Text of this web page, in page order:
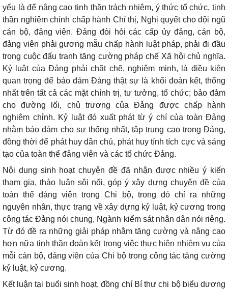
yếu là để nâng cao tinh thần trách nhiệm, ý thức tổ chức, tinh
thần nghiêm chỉnh chấp hành Chỉ thị, Nghị quyết cho đội ngũ
cán bộ, đảng viên. Đảng đòi hỏi các cấp ủy đảng, cán bộ,
đảng viên phải gương mẫu chấp hành luật pháp, phải đi đầu
trong cuộc đấu tranh tăng cường pháp chế Xã hội chủ nghĩa.
Kỷ luật của Đảng phải chặt chẽ, nghiêm minh, là điều kiện
quan trọng để bảo đảm Đảng thật sự là khối đoàn kết, thống
nhất trên tất cả các mặt chính trị, tư tưởng, tổ chức; bảo đảm
cho đường lối, chủ trương của Đảng được chấp hành
nghiêm chỉnh. Kỷ luật đó xuất phát từ ý chí của toàn Đảng
nhằm bảo đảm cho sự thống nhất, tập trung cao trong Đảng,
đồng thời để phát huy dân chủ, phát huy tính tích cực và sáng
tạo của toàn thể đảng viên và các tổ chức Đảng.
Nội dung sinh hoạt chuyên đề đã nhận được nhiều ý kiến
tham gia, thảo luận sôi nổi, góp ý xây dựng chuyên đề của
toàn thể đảng viên trong Chi bộ, trong đó chỉ ra những
nguyên nhân, thực trạng về xây dựng kỷ luật, kỷ cương trong
công tác Đảng nói chung, Ngành kiểm sát nhân dân nói riêng.
Từ đó đề ra những giải pháp nhằm tăng cường và nâng cao
hơn nữa tinh thần đoàn kết trong việc thực hiện nhiệm vụ của
mỗi cán bộ, đảng viên của Chi bộ trong công tác tăng cường
kỷ luật, kỷ cương.
Kết luận tại buổi sinh hoạt, đồng chí Bí thư chi bộ biểu dương